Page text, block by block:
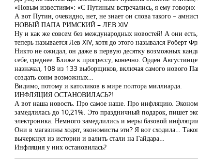
«Новым известиям»: «С Путиным встречались, я ему
А вот Путин, очевидно, нет, не знает он слова такого –
НОВЫЙ ПАПА РИМСКИЙ – ЛЕВ XIV
Ну и как же совсем без международных новостей! А они
теперь называется Лев XIV, хотя до этого назывался
Никто не ожидал, он даже в первую десятку возможных
себе, среднее. Ближе к прогрессу, конечно. Орден
назначал, 108 из 133 выборщиков, включая самого нового
создать сонм возможных…
Видимо, потому и католиков в мире полтора миллиарда.
ИНФЛЯЦИЯ ОСТАНОВИЛАСЬ?!
А вот наша новость. Про самое наше. Про инфляцию.
замедлилась до 10,21%. Это праздничный подарок, пишет
электроника. Немного замедлились и меры базовой
Они в магазины ходят, экономисты эти? Я вот сходила…
вычеркнул из истории и валить стали на Гайдара…
Инфляция у них остановилась?